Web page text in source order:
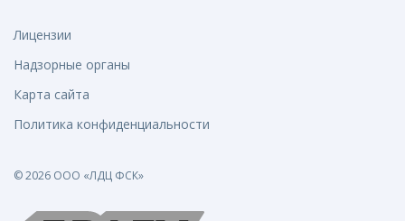
Лицензии
Надзорные органы
Карта сайта
Политика конфиденциальности
© 2026 ООО «ЛДЦ ФСК»